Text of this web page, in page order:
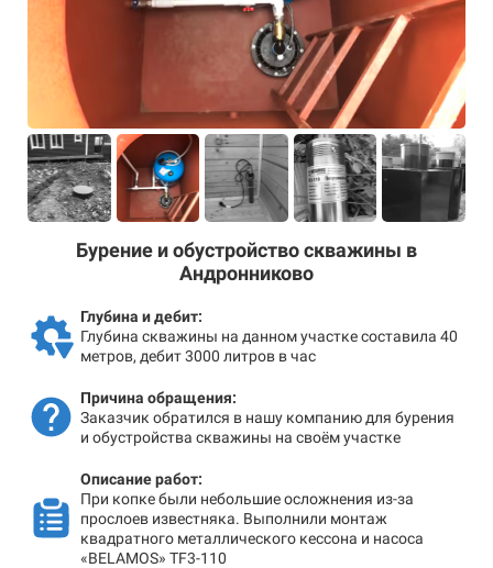
Бурение и обустройство скважины в
Андронниково
Глубина и дебит:
Глубина скважины на данном участке составила 40
метров, дебит 3000 литров в час
Причина обращения:
Заказчик обратился в нашу компанию для бурения
и обустройства скважины на своём участке
Описание работ:
При копке были небольшие осложнения из-за
прослоев известняка. Выполнили монтаж
квадратного металлического кессона и насоса
«BELAMOS» TF3-110